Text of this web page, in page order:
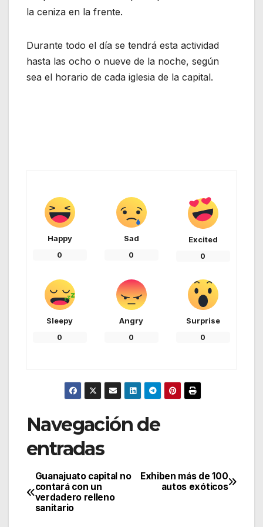
la ceniza en la frente.
Durante todo el día se tendrá esta actividad
hasta las ocho o nueve de la noche, según
sea el horario de cada iglesia de la capital.
Happy
0
Sad
0
Excited
0
Sleepy
0
Angry
0
Surprise
0
Navegación de
entradas
Exhiben más de 100
autos exóticos
Guanajuato capital no
contará con un
verdadero relleno
sanitario